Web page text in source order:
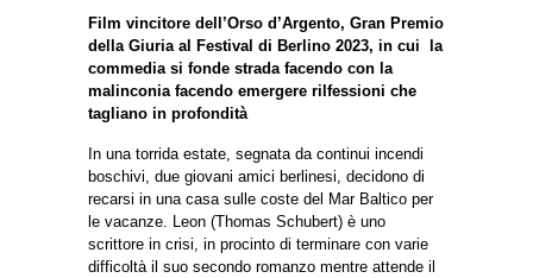
Film vincitore dell’Orso d’Argento, Gran Premio
della Giuria al Festival di Berlino 2023, in cui la
commedia si fonde strada facendo con la
malinconia facendo emergere rilfessioni che
tagliano in profondità
In una torrida estate, segnata da continui incendi
boschivi, due giovani amici berlinesi, decidono di
recarsi in una casa sulle coste del Mar Baltico per
le vacanze. Leon (Thomas Schubert) è uno
scrittore in crisi, in procinto di terminare con varie
difficoltà il suo secondo romanzo mentre attende il